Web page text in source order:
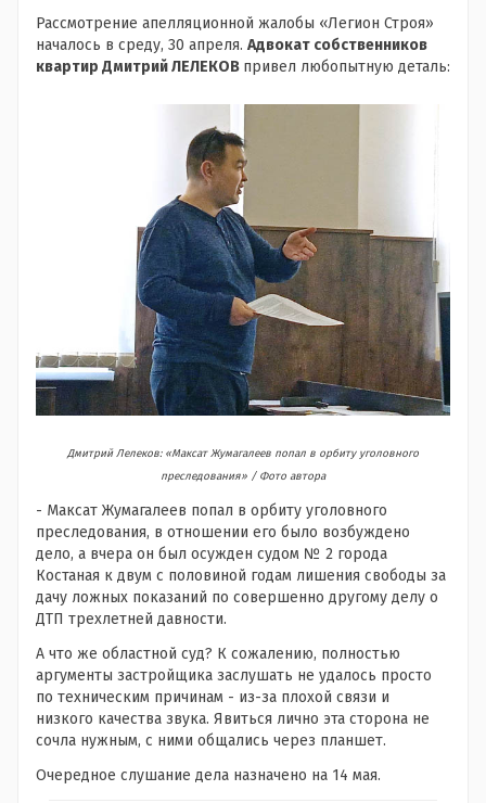
Рассмотрение апелляционной жалобы «Легион Строя»
началось в среду, 30 апреля. Адвокат собственников
квартир Дмитрий ЛЕЛЕКОВ привел любопытную деталь:
Дмитрий Лелеков: «Максат Жумагалеев попал в орбиту уголовного
преследования» / Фото автора
- Максат Жумагалеев попал в орбиту уголовного
преследования, в отношении его было возбуждено
дело, а вчера он был осужден судом № 2 города
Костаная к двум с половиной годам лишения свободы за
дачу ложных показаний по совершенно другому делу о
ДТП трехлетней давности.
А что же областной суд? К сожалению, полностью
аргументы застройщика заслушать не удалось просто
по техническим причинам - из-за плохой связи и
низкого качества звука. Явиться лично эта сторона не
сочла нужным, с ними общались через планшет.
Очередное слушание дела назначено на 14 мая.